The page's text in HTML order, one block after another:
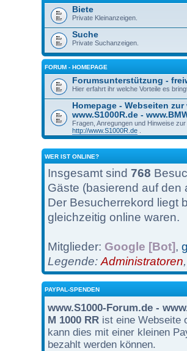
Biete
Private Kleinanzeigen.
Suche
Private Suchanzeigen.
FORUM - HOMEPAGE
Forumsunterstützung -
Hier erfahrt ihr welche Vorteile es
Homepage - Webseiten zur
www.S1000R.de -
Fragen, Anregungen und Hinweise
http://www.S1000R.de
WER IST ONLINE?
Insgesamt sind 768
Gäste (basierend auf den
Der Besucherrekord liegt
gleichzeitig online waren.
Mitglieder: Google [Bot],
Legende: Administratoren
PAYPAL-SPENDEN
www.S1000-Forum.de -
M 1000 RR ist eine Webseite
kann dies mit einer kleinen
bezahlt werden können.